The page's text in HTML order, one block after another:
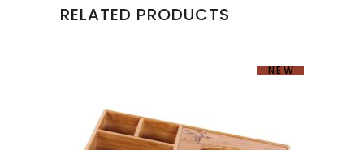
RELATED PRODUCTS
NEW